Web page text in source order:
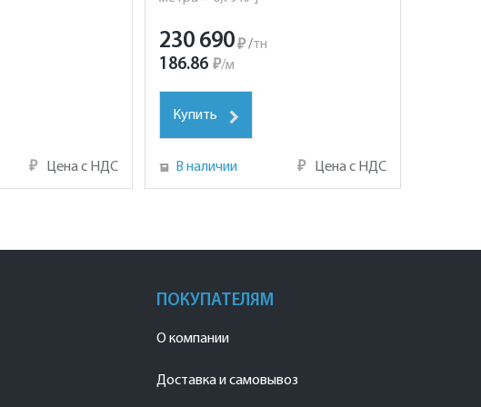
₽ Цена с НДС
230 690 ₽ /тн
186.86 ₽/м
Купить
В наличии ₽ Цена с НДС
ПОКУПАТЕЛЯМ
О компании
Доставка и самовывоз